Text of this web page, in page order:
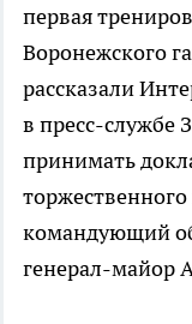
первая
Воронежского
рассказали
в пресс-службе
принимать
командующий
генерал-майор